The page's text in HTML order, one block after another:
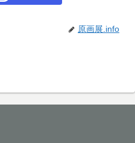
原画展.info